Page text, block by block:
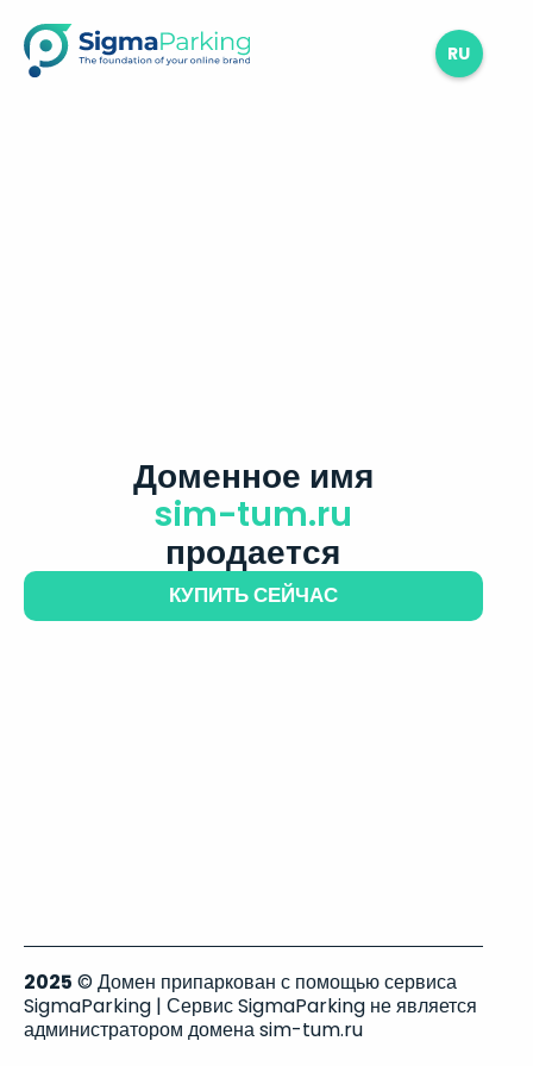
RU
Доменное имя
sim-tum.ru
продается
КУПИТЬ СЕЙЧАС
2025 © Домен припаркован с помощью сервиса
SigmaParking | Сервис SigmaParking не является
администратором домена sim-tum.ru